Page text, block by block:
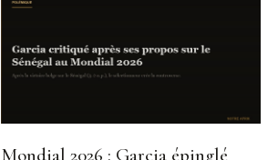
Mondial 2026 : Garcia épinglé